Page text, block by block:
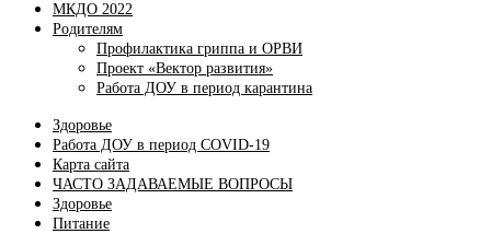
МКДО 2022
Родителям
Профилактика гриппа и ОРВИ
Проект «Вектор развития»
Работа ДОУ в период карантина
Здоровье
Работа ДОУ в период COVID-19
Карта сайта
ЧАСТО ЗАДАВАЕМЫЕ ВОПРОСЫ
Здоровье
Питание